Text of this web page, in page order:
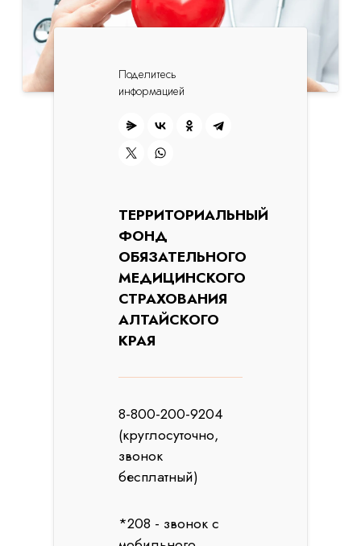
Поделитесь
информацией
ТЕРРИТОРИАЛЬНЫЙ
ФОНД
ОБЯЗАТЕЛЬНОГО
МЕДИЦИНСКОГО
СТРАХОВАНИЯ
АЛТАЙСКОГО
КРАЯ
8-800-200-9204
(круглосуточно,
звонок
бесплатный)
*208 - звонок с